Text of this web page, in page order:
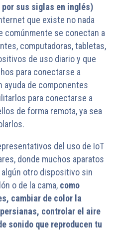
sus siglas en inglés)
que existe no nada
comúnmente se conectan a
computadoras, tabletas,
de uso diario y que
para conectarse a
ayuda de componentes
para conectarse a
de forma remota, ya sea
del uso de IoT
donde muchos aparatos
otro dispositivo sin
o de la cama, como
cambiar de color la
controlar el aire
sonido que reproducen tu